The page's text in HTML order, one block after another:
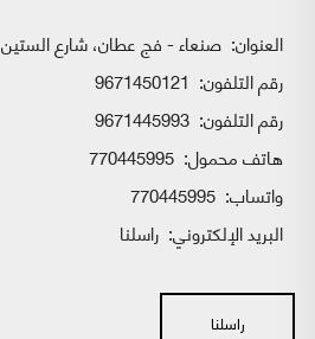
العنوان: صنعاء - فج عطان، شارع الستين
رقم التلفون: 9671450121
رقم التلفون: 9671445993
هاتف محمول: 770445995
واتساب:
البريد الإلكتروني: راسلنا
راسلنا